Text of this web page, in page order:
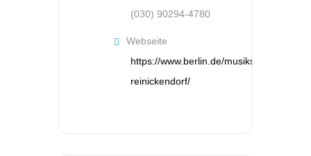
(030) 90294-4780
Webseite
https://www.berlin.de/musikschule-
reinickendorf/